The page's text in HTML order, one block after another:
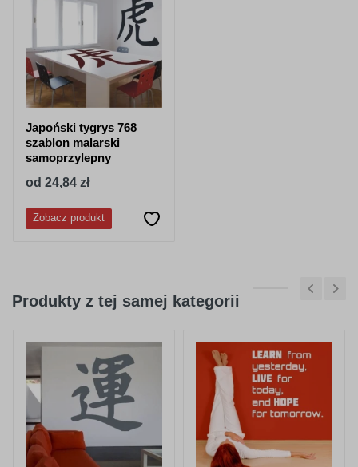
050
granatowy
lazurowy
pastelowy-
niebieski
drogowy-
niebieski
062
063
Japoński tygrys 768
szablon malarski
samoprzylepny
od 24,84 zł
Zobacz produkt
Produkty z tej samej kategorii